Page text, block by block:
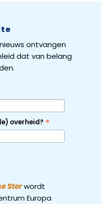
ontvangen
dat van belang
overheid? *
Sterwordt
Europa